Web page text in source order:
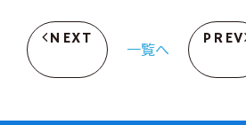
NEXT
一覧へ
PREV